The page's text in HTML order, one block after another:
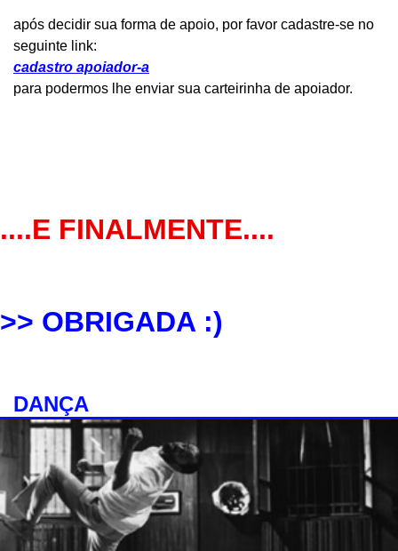
após decidir sua forma de apoio, por favor cadastre-se no
seguinte link:
cadastro apoiador-a
para podermos lhe enviar sua carteirinha de apoiador.
....E FINALMENTE....
>> OBRIGADA :)
DANÇA